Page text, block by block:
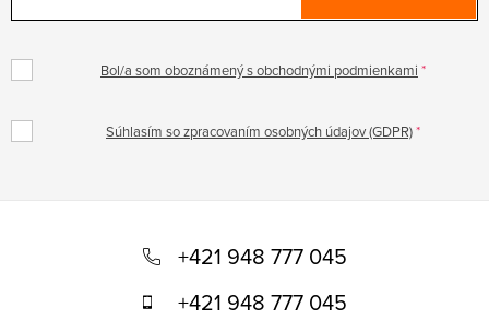
Bol/a som oboznámený s obchodnými podmienkami
Súhlasím so zpracovaním osobných údajov (GDPR)
+421 948 777 045
+421 948 777 045